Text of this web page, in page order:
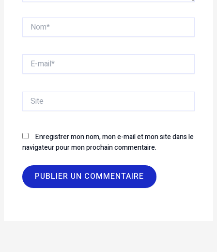
Nom*
mail*
Site
Enregistrer mon nom, mon e-mail et mon site dans le
navigateur pour mon prochain commentaire.